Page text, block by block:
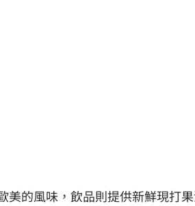
的風味，飲品則提供新鮮現打